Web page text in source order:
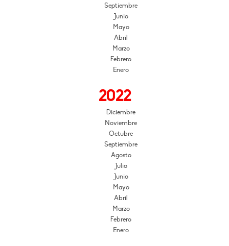
Septiembre
Junio
Mayo
Abril
Marzo
Febrero
Enero
2022
Diciembre
Noviembre
Octubre
Septiembre
Agosto
Julio
Junio
Mayo
Abril
Marzo
Febrero
Enero